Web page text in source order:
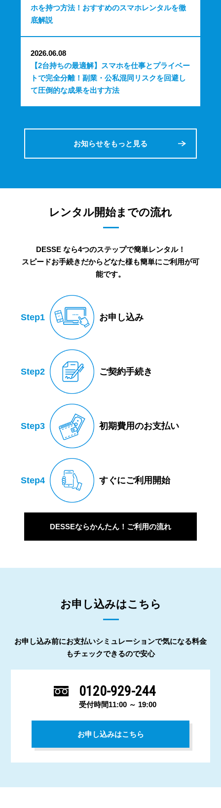
ホを持つ方法！おすすめのスマホレンタルを徹
底解説
2026.06.08
【2台持ちの最適解】スマホを仕事とプライベー
トで完全分離！副業・公私混同リスクを回避し
て圧倒的な成果を出す方法
お知らせをもっと見る
レンタル開始までの流れ
DESSE なら4つのステップで簡単レンタル！
スピードお手続きだからどなた様も簡単にご利用が可
能です。
Step1 お申し込み
Step2 ご契約手続き
Step3 初期費用のお支払い
Step4 すぐにご利用開始
DESSEならかんたん！ご利用の流れ
お申し込みはこちら
お申し込み前にお支払いシミュレーションで気になる料金
もチェックできるので安心
0120-929-244
受付時間11:00 ～ 19:00
お申し込みはこちら